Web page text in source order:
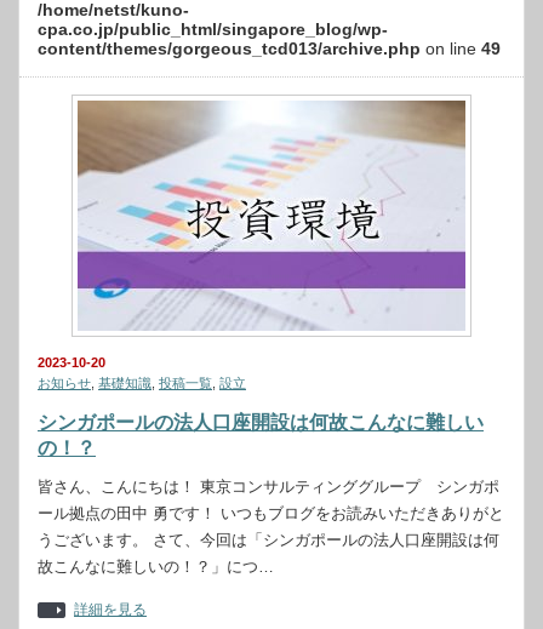
/home/netst/kuno-
cpa.co.jp/public_html/singapore_blog/wp-
content/themes/gorgeous_tcd013/archive.php on line 49
2023-10-20
お知らせ 基礎知識 投稿一覧 設立
シンガポールの法人口座開設は何故こんなに難しい
の！？
皆さん、こんにちは！ 東京コンサルティンググループ シンガポ
ール拠点の田中 勇です！ いつもブログをお読みいただきありがと
うございます。 さて、今回は「シンガポールの法人口座開設は何
故こんなに難しいの！？」につ…
詳細を見る